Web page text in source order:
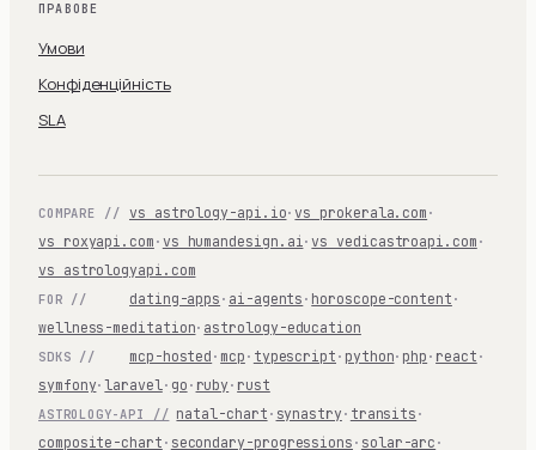
ПРАВОВЕ
Умови
Конфіденційність
SLA
COMPARE // vs astrology-api.io·vs prokerala.com ·
vs roxyapi.com · vs humandesign.ai ·vs vedicastroapi.com ·
vs astrologyapi.com
FOR // dating-apps · ai-agents · horoscope-content ·
wellness-meditation· astrology-education
SDKS // mcp-hosted · mcp · typescript · python· php · react ·
symfony·laravel · go · ruby · rust
ASTROLOGY-API // natal-chart · synastry · transits ·
composite-chart · secondary-progressions · solar-arc ·